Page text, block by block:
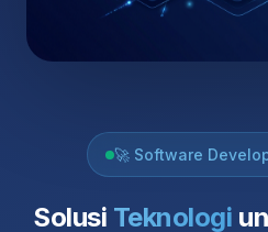
🚀 Software
Solusi Teknologi